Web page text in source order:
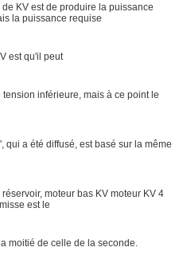
KV est de produire la puissance
la puissance requise
est qu'il peut
inférieure, mais à ce point le
qui a été diffusé, est basé sur la même
moteur bas KV moteur KV 4
est le
moitié de celle de la seconde.